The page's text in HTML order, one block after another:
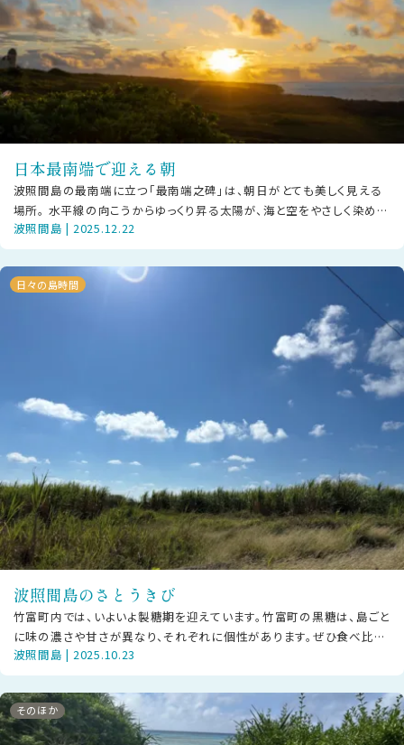
日本最南端で迎える朝
波照間島の最南端に立つ「最南端之碑」は、朝日がとても美しく見える
場所。 水平線の向こうからゆっくり昇る太陽が、海と空をやさしく染めて
いきます。 静かな時間のなか
波照間島 | 2025.12.22
日々の島時間
波照間島のさとうきび
竹富町内では、いよいよ製糖期を迎えています。竹富町の黒糖は、島ごと
に味の濃さや甘さが異なり、それぞれに個性があります。ぜひ食べ比べ
をして、お気に入りの黒糖を見つ
波照間島 | 2025.10.23
そのほか